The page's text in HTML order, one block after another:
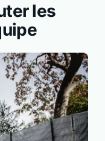
les